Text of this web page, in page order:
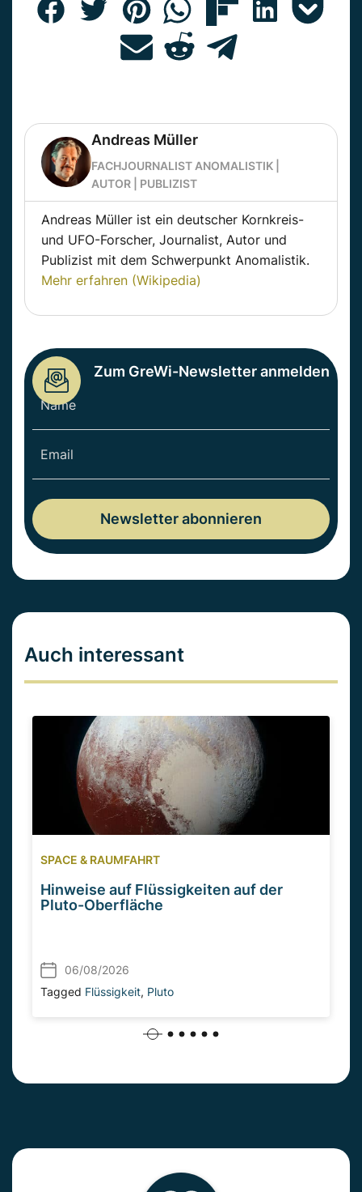
Andreas Müller
FACHJOURNALIST ANOMALISTIK |
AUTOR | PUBLIZIST
Andreas Müller ist ein deutscher Kornkreis-
und UFO-Forscher, Journalist, Autor und
Publizist mit dem Schwerpunkt Anomalistik.
Mehr erfahren (Wikipedia)
Zum GreWi-Newsletter anmelden
Auch interessant
SPACE & RAUMFAHRT
Hinweise auf Flüssigkeiten auf der
Pluto-Oberfläche
06/08/2026
Tagged Flüssigkeit, Pluto